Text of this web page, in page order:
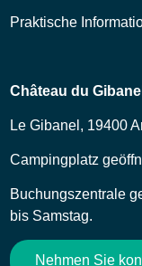
Praktische
Château du Gibanel
Le Gibanel, 19400
Campingplatz
Buchungszentrale
bis Samstag.
Nehmen Sie